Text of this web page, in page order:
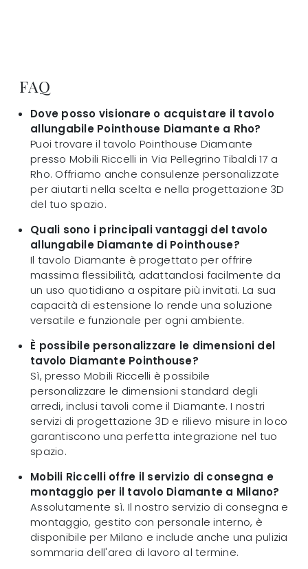
FAQ
Dove posso visionare o acquistare il tavolo
allungabile Pointhouse Diamante a Rho?
Puoi trovare il tavolo Pointhouse Diamante
presso Mobili Riccelli in Via Pellegrino Tibaldi 17 a
Rho. Offriamo anche consulenze personalizzate
per aiutarti nella scelta e nella progettazione 3D
del tuo spazio.
Quali sono i principali vantaggi del tavolo
allungabile Diamante di Pointhouse?
Il tavolo Diamante è progettato per offrire
massima flessibilità, adattandosi facilmente da
un uso quotidiano a ospitare più invitati. La sua
capacità di estensione lo rende una soluzione
versatile e funzionale per ogni ambiente.
È possibile personalizzare le dimensioni del
tavolo Diamante Pointhouse?
Sì, presso Mobili Riccelli è possibile
personalizzare le dimensioni standard degli
arredi, inclusi tavoli come il Diamante. I nostri
servizi di progettazione 3D e rilievo misure in loco
garantiscono una perfetta integrazione nel tuo
spazio.
Mobili Riccelli offre il servizio di consegna e
montaggio per il tavolo Diamante a Milano?
Assolutamente sì. Il nostro servizio di consegna e
montaggio, gestito con personale interno, è
disponibile per Milano e include anche una pulizia
sommaria dell'area di lavoro al termine.